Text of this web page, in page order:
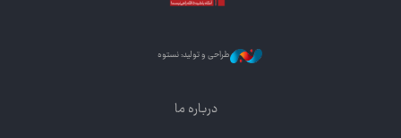
طراحی و تولید: نستوه
درباره ما